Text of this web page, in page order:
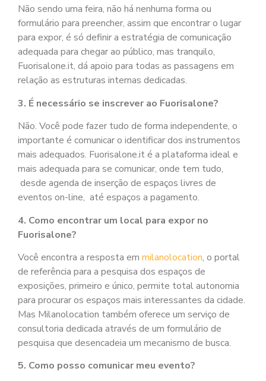
Não sendo uma feira, não há nenhuma forma ou
formulário para preencher, assim que encontrar o lugar
para expor, é só definir a estratégia de comunicação
adequada para chegar ao público, mas tranquilo,
Fuorisalone.it, dá apoio para todas as passagens em
relação as estruturas internas dedicadas.
3. É necessário se inscrever ao Fuorisalone?
Não. Você pode fazer tudo de forma independente, o
importante é comunicar o identificar dos instrumentos
mais adequados. Fuorisalone.it é a plataforma ideal e
mais adequada para se comunicar, onde tem tudo,
desde agenda de inserção de espaços livres de
eventos on-line, até espaços a pagamento.
4. Como encontrar um local para expor no
Fuorisalone?
Você encontra a resposta em milanolocation, o portal
de referência para a pesquisa dos espaços de
exposições, primeiro e único, permite total autonomia
para procurar os espaços mais interessantes da cidade.
Mas Milanolocation também oferece um serviço de
consultoria dedicada através de um formulário de
pesquisa que desencadeia um mecanismo de busca.
5. Como posso comunicar meu evento?